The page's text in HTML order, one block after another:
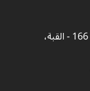
حي سعيدون محمد فيلا رقم 166 - القبة،